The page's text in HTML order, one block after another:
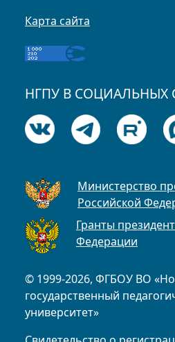
© 1999-2026, ФГБОУ ВО
государственный
университет»
Карта сайта
НГПУ В СОЦИАЛЬНЫХ
Министерство
Российской
Гранты
Федерации